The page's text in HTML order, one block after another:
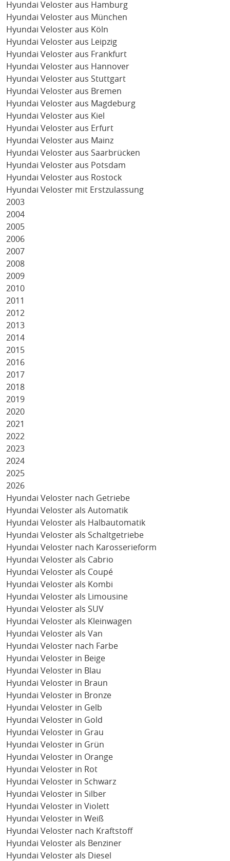
Hyundai Veloster aus Hamburg
Hyundai Veloster aus München
Hyundai Veloster aus Köln
Hyundai Veloster aus Leipzig
Hyundai Veloster aus Frankfurt
Hyundai Veloster aus Hannover
Hyundai Veloster aus Stuttgart
Hyundai Veloster aus Bremen
Hyundai Veloster aus Magdeburg
Hyundai Veloster aus Kiel
Hyundai Veloster aus Erfurt
Hyundai Veloster aus Mainz
Hyundai Veloster aus Saarbrücken
Hyundai Veloster aus Potsdam
Hyundai Veloster aus Rostock
Hyundai Veloster mit Erstzulassung
2003
2004
2005
2006
2007
2008
2009
2010
2011
2012
2013
2014
2015
2016
2017
2018
2019
2020
2021
2022
2023
2024
2025
2026
Hyundai Veloster nach Getriebe
Hyundai Veloster als Automatik
Hyundai Veloster als Halbautomatik
Hyundai Veloster als Schaltgetriebe
Hyundai Veloster nach Karosserieform
Hyundai Veloster als Cabrio
Hyundai Veloster als Coupé
Hyundai Veloster als Kombi
Hyundai Veloster als Limousine
Hyundai Veloster als SUV
Hyundai Veloster als Kleinwagen
Hyundai Veloster als Van
Hyundai Veloster nach Farbe
Hyundai Veloster in Beige
Hyundai Veloster in Blau
Hyundai Veloster in Braun
Hyundai Veloster in Bronze
Hyundai Veloster in Gelb
Hyundai Veloster in Gold
Hyundai Veloster in Grau
Hyundai Veloster in Grün
Hyundai Veloster in Orange
Hyundai Veloster in Rot
Hyundai Veloster in Schwarz
Hyundai Veloster in Silber
Hyundai Veloster in Violett
Hyundai Veloster in Weiß
Hyundai Veloster nach Kraftstoff
Hyundai Veloster als Benziner
Hyundai Veloster als Diesel